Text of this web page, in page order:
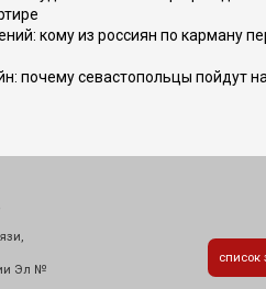
кому из россиян по карману
почему севастопольцы пойдут
Эл №
список